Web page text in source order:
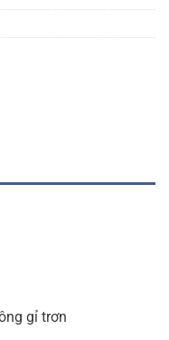
gỉ trơn